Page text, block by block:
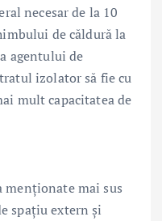
necesar de la 10
de căldură la
agentului de
izolator să fie cu
mult capacitatea de
menționate mai sus
spațiu extern și